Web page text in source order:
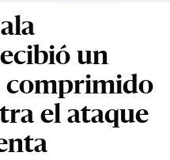
un
comprimido
el ataque